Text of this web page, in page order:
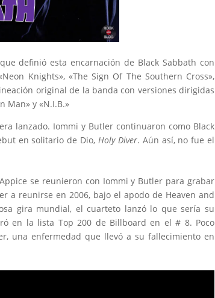
definió esta encarnación de Black Sabbath con
Knights», «The Sign Of The Southern Cross»,
original de la banda con versiones dirigidas
Man» y «N.I.B.»
lanzado. Iommi y Butler continuaron como Black
en solitario de Dio, Holy Diver. Aún así, no fue el
se reunieron con Iommi y Butler para grabar
a reunirse en 2006, bajo el apodo de Heaven and
gira mundial, el cuarteto lanzó lo que sería su
en la lista Top 200 de Billboard en el # 8. Poco
una enfermedad que llevó a su fallecimiento en